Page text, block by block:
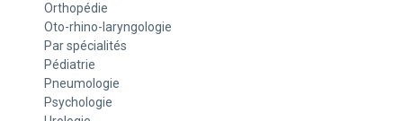
Orthopédie
Oto-rhino-laryngologie
Par spécialités
Pédiatrie
Pneumologie
Psychologie